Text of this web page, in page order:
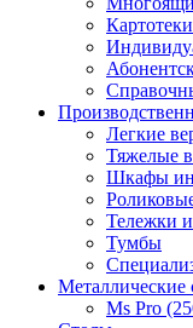
Легкие
Тяжелые
Шкафы
Тележки
Тумбы
Металлические
Ms Pro